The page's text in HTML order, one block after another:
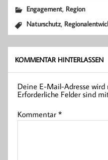
Engagement, Region
Naturschutz,
KOMMENTAR HINTERLASSEN
Deine E-Mail-Adresse
Erforderliche Felder sind
Kommentar*